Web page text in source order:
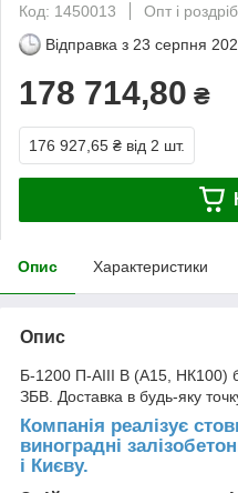
Код: 1450013
Опт і роздріб
Відправка з 23 серпня
178 714,80 ₴
176 927,65 ₴ від 2 шт.
Опис Характеристики
Опис
Б-1200 П-АІІІ В (А15, НК100)
ЗБВ. Доставка в будь-яку
Компанія реалізує
виноградні
і Києву.